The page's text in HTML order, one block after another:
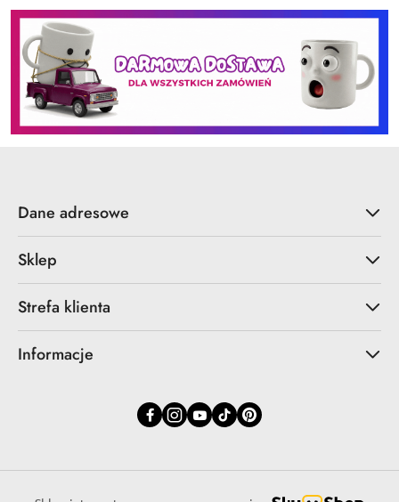
Dane adresowe
Sklep
Strefa klienta
Informacje